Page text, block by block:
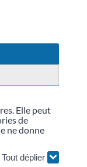
Elle peut
de
ne donne
Tout déplier